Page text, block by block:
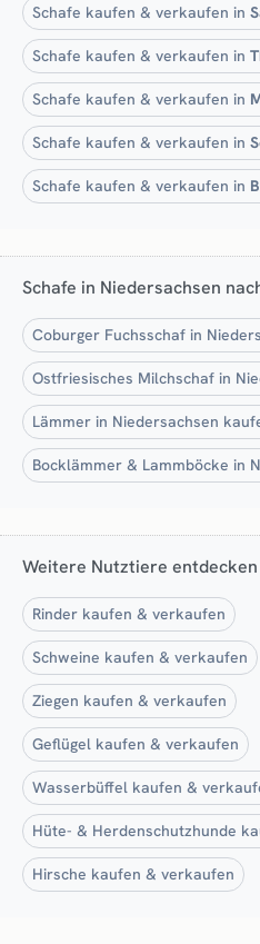
Schafe kaufen & verkaufen in
Schafe kaufen & verkaufen in
Schafe kaufen & verkaufen in
Schafe kaufen & verkaufen in
Schafe kaufen & verkaufen in
Schafe in Niedersachsen
Coburger Fuchsschaf in
Ostfriesisches Milchschaf in
Lämmer in Niedersachsen
Bocklämmer & Lammböcke in
Weitere Nutztiere entdecken
Rinder kaufen & verkaufen
Schweine kaufen & verkaufen
Ziegen kaufen & verkaufen
Geflügel kaufen & verkaufen
Wasserbüffel kaufen &
Hüte- & Herdenschutzhunde
Hirsche kaufen & verkaufen